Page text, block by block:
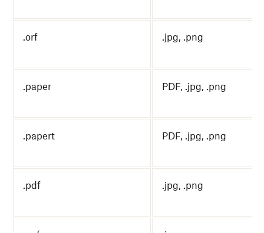
.orf .jpg, .png
.paper PDF, .jpg, .png
.papert PDF, .jpg, .png
.pdf .jpg, .png